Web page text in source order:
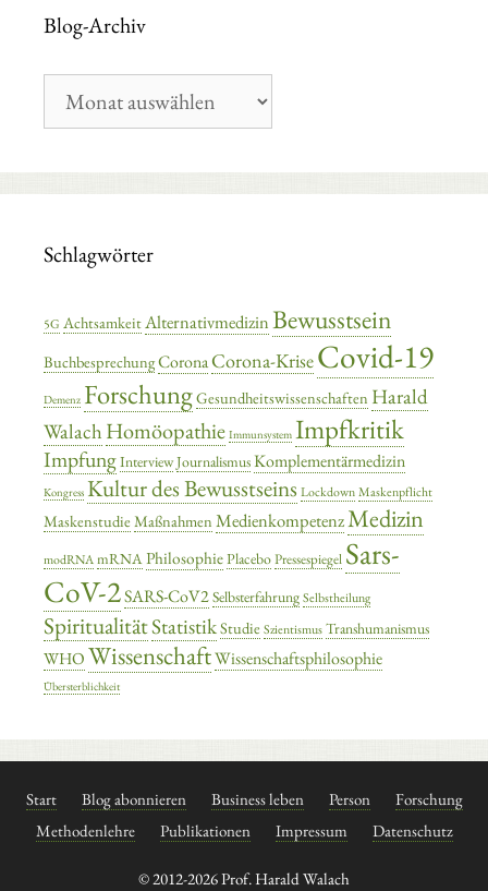
Blog-Archiv
Archiv
Schlagwörter
5G AchtsamkeitAlternativmedizinBewusstsein
BuchbesprechungCoronaCorona-KriseCovid-19
Demenz ForschungGesundheitswissenschaften Harald
Walach Homöopathie Immunsystem Impfkritik
ImpfungInterviewJournalismusKomplementärmedizin
Kongress Kultur des Bewusstseins LockdownMaskenpflicht
MaskenstudieMaßnahmen MedienkompetenzMedizin
modRNAmRNAPhilosophiePlaceboPressespiegel Sars-
CoV-2SARS-CoV2SelbsterfahrungSelbstheilung
SpiritualitätStatistikStudieSzientismusTranshumanismus
WHO WissenschaftWissenschaftsphilosophie
Übersterblichkeit
Start Blog abonnieren Business leben Person
Forschung
Methodenlehre
Publikationen Impressum Datenschutz
© 2012-2026 Prof. Harald Walach